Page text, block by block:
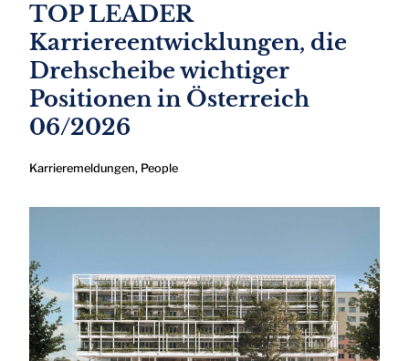
TOP LEADER
Karriereentwicklungen, die
Drehscheibe wichtiger
Positionen in Österreich
06/2026
Karrieremeldungen, People